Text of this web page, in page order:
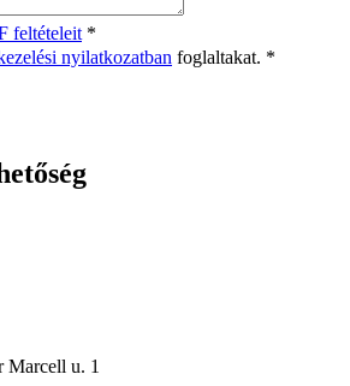
feltételeit *
nyilatkozatban foglaltakat. *
Marcell u. 1